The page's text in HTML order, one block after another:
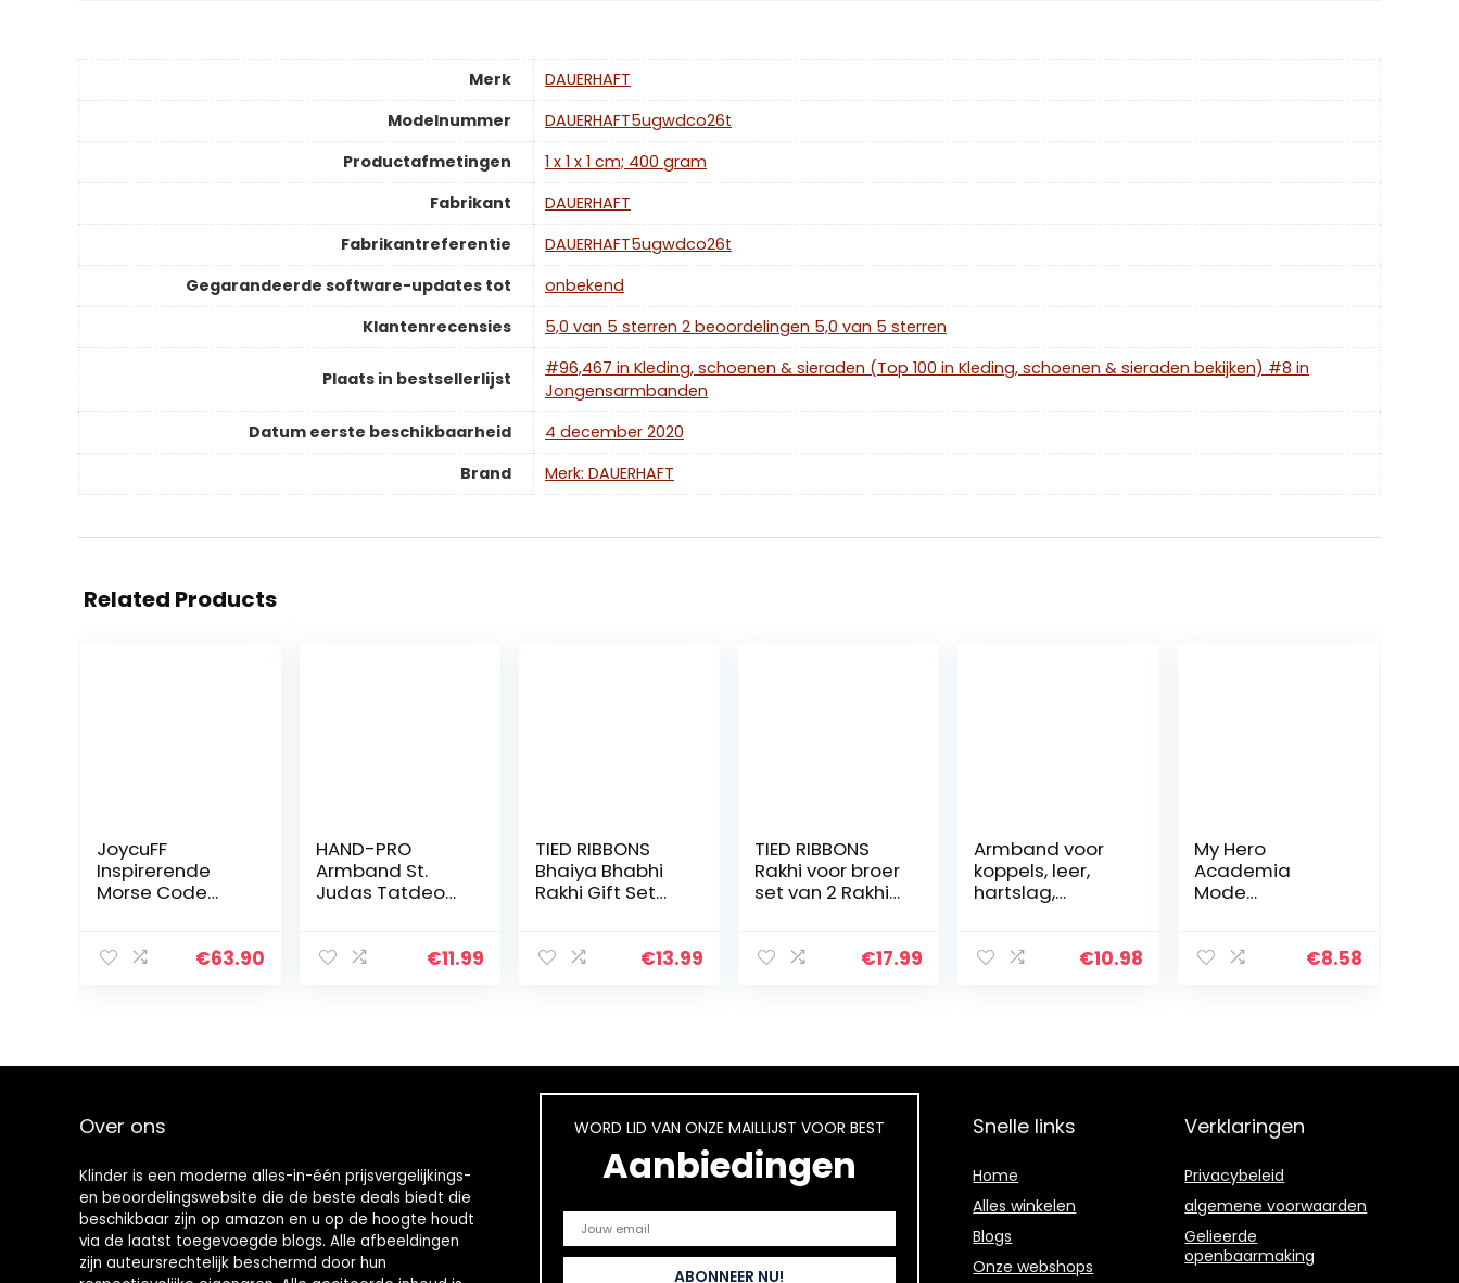
Merk
‎DAUERHAFT
Modelnummer
‎DAUERHAFT5ugwdco26t
Productafmetingen
‎1 x 1 x 1 cm; 400 gram
Fabrikant
‎DAUERHAFT
Fabrikantreferentie
‎DAUERHAFT5ugwdco26t
Gegarandeerde software-updates tot
‎onbekend
Klantenrecensies
5,0 van 5 sterren 2 beoordelingen 5,0 van 5 sterren
Plaats in bestsellerlijst
#96,467 in Kleding, schoenen & sieraden (Top 100 in Kleding, schoenen & sieraden bekijken) #8 in
Jongensarmbanden
Datum eerste beschikbaarheid
4 december 2020
Brand
Merk: DAUERHAFT
Related Products
JoycuFF
Inspirerende
Morse Code
Mannen
Geweven…
€63.90
HAND-PRO
Armband St.
Judas Tatdeo
Medaille San€11.99
TIED RIBBONS
Bhaiya Bhabhi
Rakhi Gift Set
Raksha
€13.99
TIED RIBBONS
Rakhi voor broer
set van 2 Rakhi
en Roli Chawal –
€17.99
Armband voor
koppels, leer,
hartslag,
armbanden€10.98
My Hero
Academia
Mode
Armband Anime
€8.58
Over ons
Klinder is een moderne alles-in-één prijsvergelijkings-
en beoordelingswebsite die de beste deals biedt die
beschikbaar zijn op amazon en u op de hoogte houdt
via de laatst toegevoegde blogs. Alle afbeeldingen
zijn auteursrechtelijk beschermd door hun
WORD LID VAN ONZE MAILLIJST VOOR BEST
Aanbiedingen
Snelle links
Home
Alles winkelen
Blogs
Onze webshops
Verklaringen
Privacybeleid
algemene voorwaarden
Gelieerde
openbaarmaking